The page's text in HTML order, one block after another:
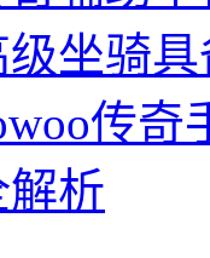
坐骑
传
析